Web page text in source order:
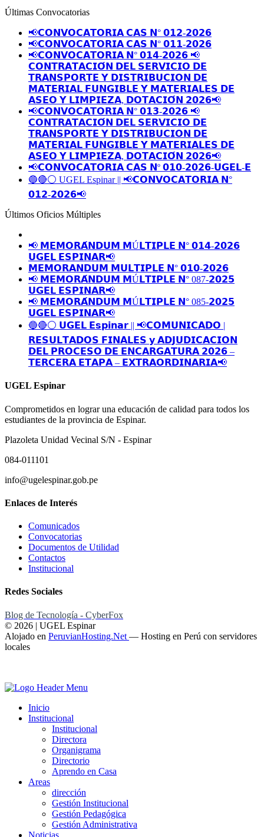
Últimas Convocatorias
📢𝗖𝗢𝗡𝗩𝗢𝗖𝗔𝗧𝗢𝗥𝗜𝗔 𝗖𝗔𝗦 𝗡° 𝟬𝟭𝟮-𝟮𝟬𝟮𝟲
📢𝗖𝗢𝗡𝗩𝗢𝗖𝗔𝗧𝗢𝗥𝗜𝗔 𝗖𝗔𝗦 𝗡° 𝟬𝟭𝟭-𝟮𝟬𝟮𝟲
📢𝗖𝗢𝗡𝗩𝗢𝗖𝗔𝗧𝗢𝗥𝗜𝗔 𝗡° 𝟬𝟭𝟰-𝟮𝟬𝟮𝟲 📢
𝗖𝗢𝗡𝗧𝗥𝗔𝗧𝗔𝗖𝗜𝗢́𝗡 𝗗𝗘𝗟 𝗦𝗘𝗥𝗩𝗜𝗖𝗜𝗢 𝗗𝗘
𝗧𝗥𝗔𝗡𝗦𝗣𝗢𝗥𝗧𝗘 𝗬 𝗗𝗜𝗦𝗧𝗥𝗜𝗕𝗨𝗖𝗜𝗢𝗡 𝗗𝗘
𝗠𝗔𝗧𝗘𝗥𝗜𝗔𝗟 𝗙𝗨𝗡𝗚𝗜𝗕𝗟𝗘 𝗬 𝗠𝗔𝗧𝗘𝗥𝗜𝗔𝗟𝗘𝗦 𝗗𝗘
𝗔𝗦𝗘𝗢 𝗬 𝗟𝗜𝗠𝗣𝗜𝗘𝗭𝗔, 𝗗𝗢𝗧𝗔𝗖𝗜𝗢́𝗡 𝟮𝟬𝟮𝟲📢
📢𝗖𝗢𝗡𝗩𝗢𝗖𝗔𝗧𝗢𝗥𝗜𝗔 𝗡° 𝟬𝟭𝟯-𝟮𝟬𝟮𝟲 📢
𝗖𝗢𝗡𝗧𝗥𝗔𝗧𝗔𝗖𝗜𝗢́𝗡 𝗗𝗘𝗟 𝗦𝗘𝗥𝗩𝗜𝗖𝗜𝗢 𝗗𝗘
𝗧𝗥𝗔𝗡𝗦𝗣𝗢𝗥𝗧𝗘 𝗬 𝗗𝗜𝗦𝗧𝗥𝗜𝗕𝗨𝗖𝗜𝗢𝗡 𝗗𝗘
𝗠𝗔𝗧𝗘𝗥𝗜𝗔𝗟 𝗙𝗨𝗡𝗚𝗜𝗕𝗟𝗘 𝗬 𝗠𝗔𝗧𝗘𝗥𝗜𝗔𝗟𝗘𝗦 𝗗𝗘
𝗔𝗦𝗘𝗢 𝗬 𝗟𝗜𝗠𝗣𝗜𝗘𝗭𝗔, 𝗗𝗢𝗧𝗔𝗖𝗜𝗢́𝗡 𝟮𝟬𝟮𝟲📢
📢𝗖𝗢𝗡𝗩𝗢𝗖𝗔𝗧𝗢𝗥𝗜𝗔 𝗖𝗔𝗦 𝗡º 𝟬𝟭𝟬-𝟮𝟬𝟮𝟲-𝗨𝗚𝗘𝗟-𝗘
🔵🔴⚪️ UGEL Espinar || 📢𝗖𝗢𝗡𝗩𝗢𝗖𝗔𝗧𝗢𝗥𝗜𝗔 𝗡°
𝟬𝟭𝟮-𝟮𝟬𝟮𝟲📢
Últimos Oficios Múltiples
📢 𝗠𝗘𝗠𝗢𝗥𝗔́𝗡𝗗𝗨𝗠 𝗠Ú𝗟𝗧𝗜𝗣𝗟𝗘 𝗡° 𝟬𝟭𝟰-𝟮𝟬𝟮𝟲
𝗨𝗚𝗘𝗟 𝗘𝗦𝗣𝗜𝗡𝗔𝗥📢
𝗠𝗘𝗠𝗢𝗥𝗔𝗡𝗗𝗨𝗠 𝗠𝗨𝗟𝗧𝗜𝗣𝗟𝗘 𝗡° 𝟬𝟭𝟬-𝟮𝟬𝟮𝟲
📢 𝗠𝗘𝗠𝗢𝗥𝗔́𝗡𝗗𝗨𝗠 𝗠Ú𝗟𝗧𝗜𝗣𝗟𝗘 𝗡° 087-𝟮𝟬𝟮𝟱
𝗨𝗚𝗘𝗟 𝗘𝗦𝗣𝗜𝗡𝗔𝗥📢
📢 𝗠𝗘𝗠𝗢𝗥𝗔́𝗡𝗗𝗨𝗠 𝗠Ú𝗟𝗧𝗜𝗣𝗟𝗘 𝗡° 085-𝟮𝟬𝟮𝟱
𝗨𝗚𝗘𝗟 𝗘𝗦𝗣𝗜𝗡𝗔𝗥📢
🔵🔴⚪️ 𝗨𝗚𝗘𝗟 𝗘𝘀𝗽𝗶𝗻𝗮𝗿 || 📢𝗖𝗢𝗠𝗨𝗡𝗜𝗖𝗔𝗗𝗢 |
𝗥𝗘𝗦𝗨𝗟𝗧𝗔𝗗𝗢𝗦 𝗙𝗜𝗡𝗔𝗟𝗘𝗦 𝘆 𝗔𝗗𝗝𝗨𝗗𝗜𝗖𝗔𝗖𝗜𝗢𝗡
𝗗𝗘𝗟 𝗣𝗥𝗢𝗖𝗘𝗦𝗢 𝗗𝗘 𝗘𝗡𝗖𝗔𝗥𝗚𝗔𝗧𝗨𝗥𝗔 𝟮𝟬𝟮𝟲 –
𝗧𝗘𝗥𝗖𝗘𝗥𝗔 𝗘𝗧𝗔𝗣𝗔 – 𝗘𝗫𝗧𝗥𝗔𝗢𝗥𝗗𝗜𝗡𝗔𝗥𝗜𝗔📢
UGEL Espinar
Comprometidos en lograr una educación de calidad para todos los
estudiantes de la provincia de Espinar.
Plazoleta Unidad Vecinal S/N - Espinar
084-011101
info@ugelespinar.gob.pe
Enlaces de Interés
Comunicados
Convocatorias
Documentos de Utilidad
Contactos
Institucional
Redes Sociales
Blog de Tecnología - CyberFox
© 2026 | UGEL Espinar
Alojado en PeruvianHosting.Net — Hosting en Perú con servidores
locales
Inicio
Institucional
Institucional
Directora
Organigrama
Directorio
Aprendo en Casa
Areas
dirección
Gestión Institucional
Gestión Pedagógica
Gestión Administrativa
Noticias